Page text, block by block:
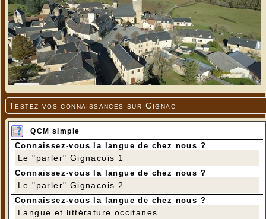
Testez vos connaissances sur Gignac
QCM simple
Connaissez-vous la langue de chez nous ?
Le "parler" Gignacois 1
Connaissez-vous la langue de chez nous ?
Le "parler" Gignacois 2
Connaissez-vous la langue de chez nous ?
Langue et littérature occitanes